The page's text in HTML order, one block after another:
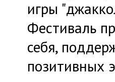
игры
Фестиваль
себя,
позитивных